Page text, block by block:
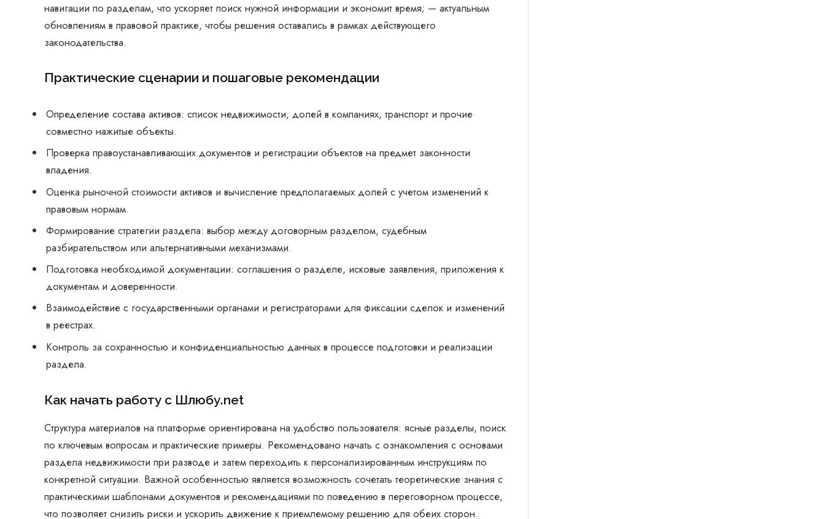
навигации по разделам, что ускоряет поиск нужной информации и экономит время; — актуальным
обновлениям в правовой практике, чтобы решения оставались в рамках действующего
законодательства.
Практические сценарии и пошаговые рекомендации
Определение состава активов: список недвижимости, долей в компаниях, транспорт и прочие
совместно нажитые объекты.
Проверка правоустанавливающих документов и регистрации объектов на предмет законности
владения.
Оценка рыночной стоимости активов и вычисление предполагаемых долей с учетом изменений к
правовым нормам.
Формирование стратегии раздела: выбор между договорным разделом, судебным
разбирательством или альтернативными механизмами.
Подготовка необходимой документации: соглашения о разделе, исковые заявления, приложения к
документам и доверенности.
Взаимодействие с государственными органами и регистраторами для фиксации сделок и изменений
в реестрах.
Контроль за сохранностью и конфиденциальностью данных в процессе подготовки и реализации
раздела.
Как начать работу с Шлюбу.net
Структура материалов на платформе ориентирована на удобство пользователя: ясные разделы, поиск
по ключевым вопросам и практические примеры. Рекомендовано начать с ознакомления с основами
раздела недвижимости при разводе и затем переходить к персонализированным инструкциям по
конкретной ситуации. Важной особенностью является возможность сочетать теоретические знания с
практическими шаблонами документов и рекомендациями по поведению в переговорном процессе,
что позволяет снизить риски и ускорить движение к приемлемому решению для обеих сторон.